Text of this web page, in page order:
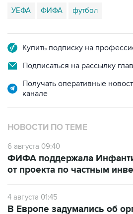
УЕФА ФИФА футбол
Купить подписку на
Подписаться на рассылку
Получать оперативные
канале
НОВОСТИ ПО ТЕМЕ
6 августа 09:40
ФИФА поддержала
от проекта по частным
4 августа 01:45
В Европе задумались об